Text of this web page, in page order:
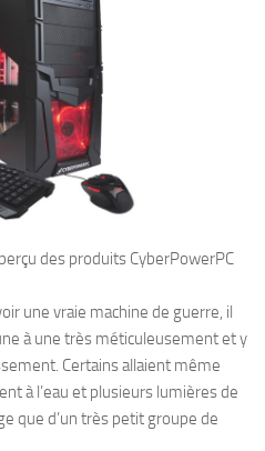
une vraie machine de guerre, il
à une très méticuleusement et y
Certains allaient même
à l’eau et plusieurs lumières de
que d’un très petit groupe de